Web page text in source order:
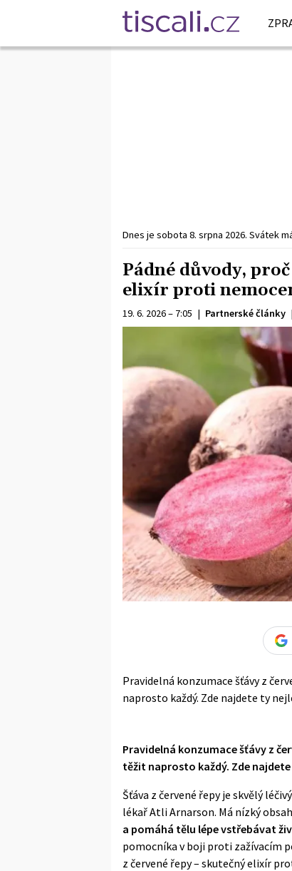
Dnes je sobota 8. srpna 2026. Svátek
Pádné důvody,
elixír proti
19. 6. 2026 – 7:05 | Partnerské články |
Pravidelná konzumace šťávy z
naprosto každý. Zde najdete ty
Pravidelná konzumace šťávy z
těžit naprosto každý. Zde
Šťáva z červené řepy je skvělý
lékařAtli Arnarson. Má nízký
a pomáhá tělu lépe vstřebávat
pomocníka v boji proti zažívacím
z červené řepy – skutečný elixír